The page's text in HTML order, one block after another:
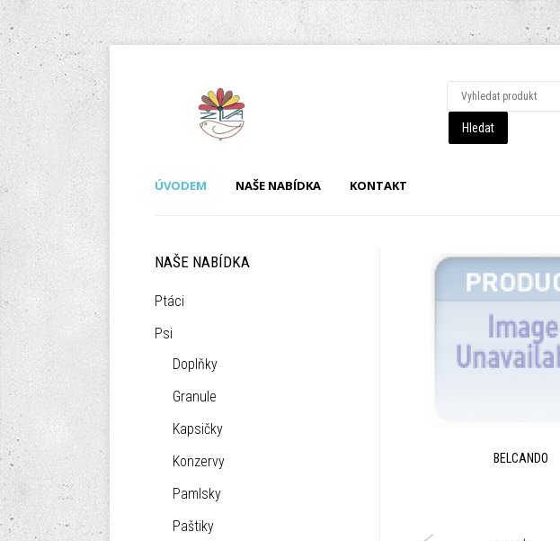
ÚVODEM NAŠE NABÍDKA KONTAKT
BELCANDO
NAŠE NABÍDKA
Ptáci
Psi
Doplňky
Granule
Kapsičky
Konzervy
Pamlsky
Paštiky
LOG IN
Heslo